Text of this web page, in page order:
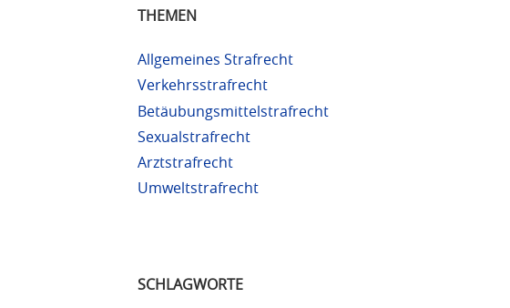
THEMEN
Allgemeines Strafrecht
Verkehrsstrafrecht
Betäubungsmittelstrafrecht
Sexualstrafrecht
Arztstrafrecht
Umweltstrafrecht
SCHLAGWORTE